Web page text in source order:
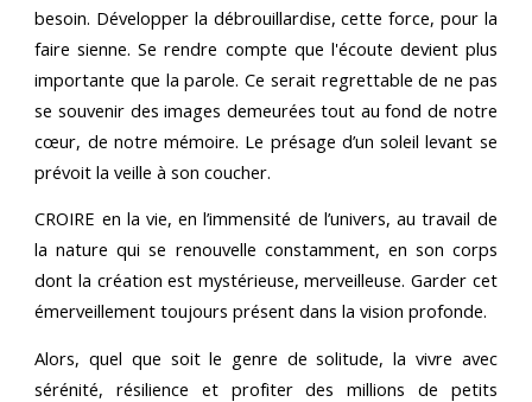
besoin. Développer la débrouillardise, cette force, pour la
faire sienne. Se rendre compte que l'écoute devient plus
importante que la parole. Ce serait regrettable de ne pas
se souvenir des images demeurées tout au fond de notre
cœur, de notre mémoire. Le présage d’un soleil levant se
prévoit la veille à son coucher.
CROIRE en la vie, en l’immensité de l’univers, au travail de
la nature qui se renouvelle constamment, en son corps
dont la création est mystérieuse, merveilleuse. Garder cet
émerveillement toujours présent dans la vision profonde.
Alors, quel que soit le genre de solitude, la vivre avec
sérénité, résilience et profiter des millions de petits